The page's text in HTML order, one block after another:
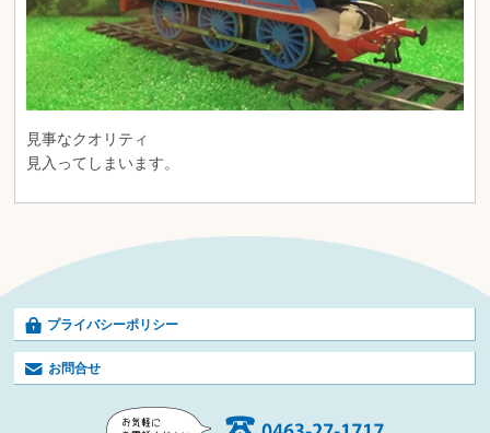
見事なクオリティ
見入ってしまいます。
プライバシーポリシー
お問合せ